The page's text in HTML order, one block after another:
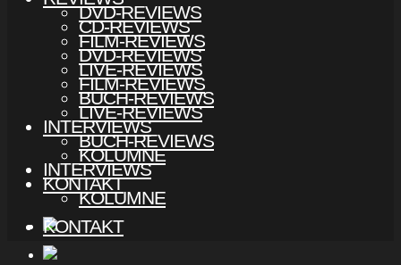
DVD-REVIEWS
FILM-REVIEWS
LIVE-REVIEWS
BUCH-REVIEWS
INTERVIEWS
KOLUMNE
KONTAKT
CD-REVIEWS
DVD-REVIEWS
FILM-REVIEWS
LIVE-REVIEWS
BUCH-REVIEWS
INTERVIEWS
KOLUMNE
KONTAKT